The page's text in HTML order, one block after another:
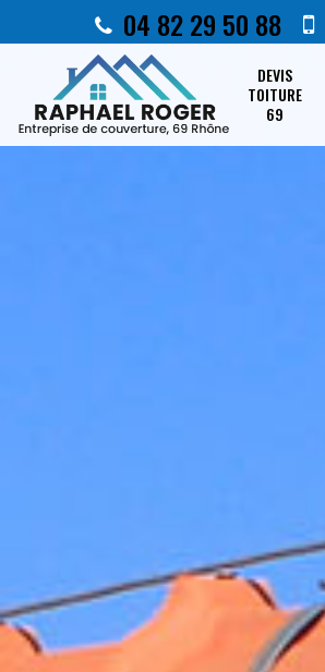
04 82 29 50 88
DEVIS
TOITURE
69